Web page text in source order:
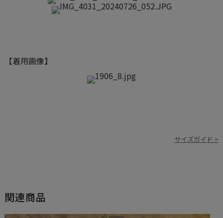
【着用画像】
サイズガイド >
関連商品